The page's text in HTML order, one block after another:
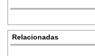
Relacionadas